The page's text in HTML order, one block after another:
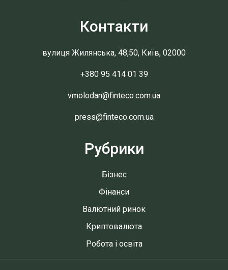
Контакти
вулиця Жилянська, 48,50, Київ, 02000
+380 95 414 01 39
vmolodan@finteco.com.ua
press@finteco.com.ua
Рубрики
Бізнес
Фінанси
Валютний ринок
Криптовалюта
Робота і освіта